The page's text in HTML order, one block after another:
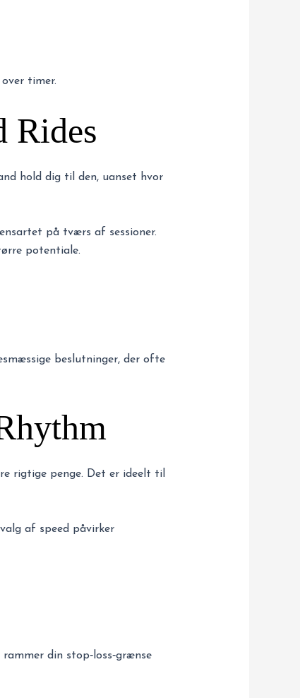
timer.
Rides
hold dig til den, uanset hvor
på tværs af sessioner.
potentiale.
beslutninger, der ofte
rigtige penge. Det er ideelt til
af speed påvirker
din stop‑loss‑grænse